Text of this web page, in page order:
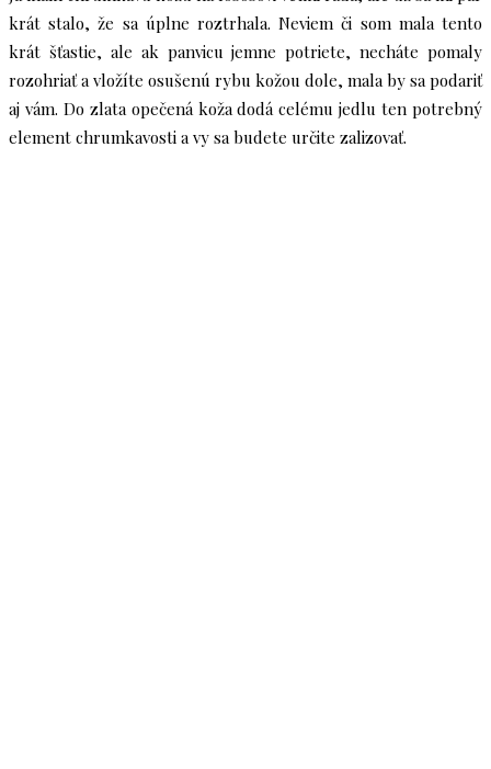
krát stalo, že sa úplne roztrhala. Neviem či som mala tento
krát šťastie, ale ak panvicu jemne potriete, necháte pomaly
rozohriať a vložíte osušenú rybu kožou dole, mala by sa podariť
aj vám. Do zlata opečená koža dodá celému jedlu ten potrebný
element chrumkavosti a vy sa budete určite zalizovať.